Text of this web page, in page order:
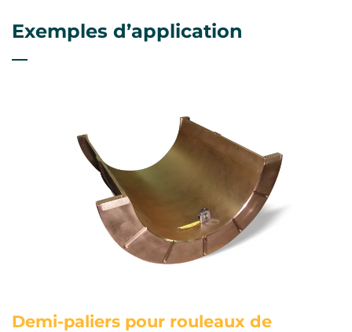
Exemples d’application
Demi-paliers pour rouleaux de